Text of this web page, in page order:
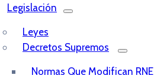
Legislación
Leyes
Decretos Supremos
Normas Que Modifican RNE